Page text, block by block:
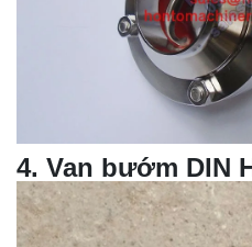
4. Van bướm DIN